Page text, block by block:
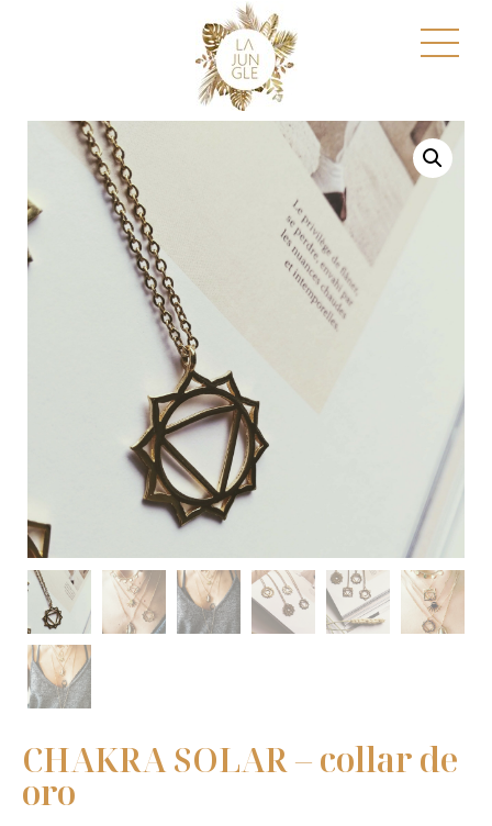
CHAKRA SOLAR – collar de
oro